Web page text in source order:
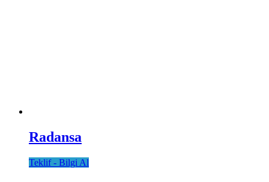
Radansa
Teklif - Bilgi Al